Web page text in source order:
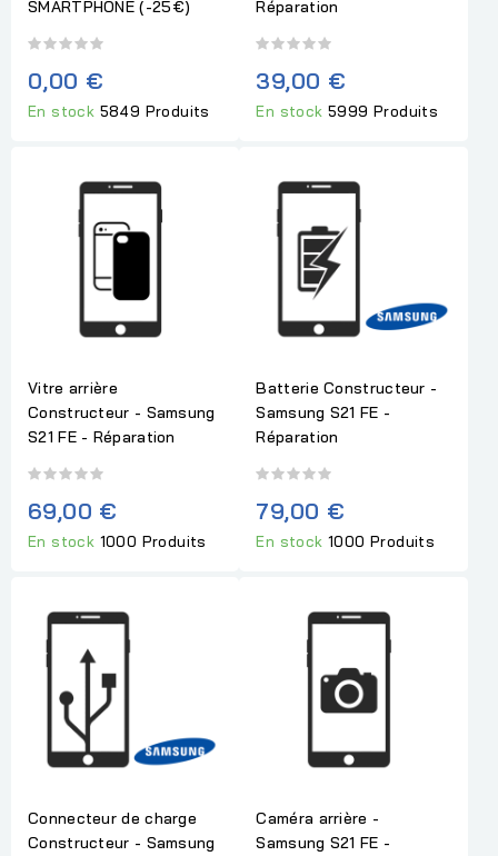
SMARTPHONE (-25€)
0,00 €
En stock 5849 Produits
Réparation
39,00 €
En stock5999 Produits
Vitre arrière
Constructeur - Samsung
S21 FE - Réparation
69,00 €
En stock 1000 Produits
Batterie Constructeur -
Samsung S21 FE -
Réparation
79,00 €
En stock1000 Produits
Connecteur de charge
Constructeur - Samsung
Caméra arrière -
Samsung S21 FE -